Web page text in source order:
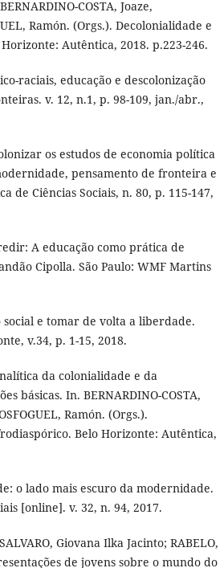
COSTA, Joaze,
Ramón. (Orgs.). Decolonialidade e
Autêntica, 2018. p.223-246.
raciais, educação e descolonização
v. 12, n.1, p. 98-109, jan./abr.,
os estudos de economia política
pensamento de fronteira e
de Ciências Sociais, n. 80, p. 115-147,
A educação como prática de
Cipolla. São Paulo: WMF Martins
e tomar de volta a liberdade.
v.34, p. 1-15, 2018.
da colonialidade e da
básicas. In. BERNARDINO-COSTA,
Ramón. (Orgs.).
Belo Horizonte: Autêntica,
o lado mais escuro da modernidade.
[online]. v. 32, n. 94, 2017.
Giovana Ilka Jacinto; RABELO,
de jovens sobre o mundo do